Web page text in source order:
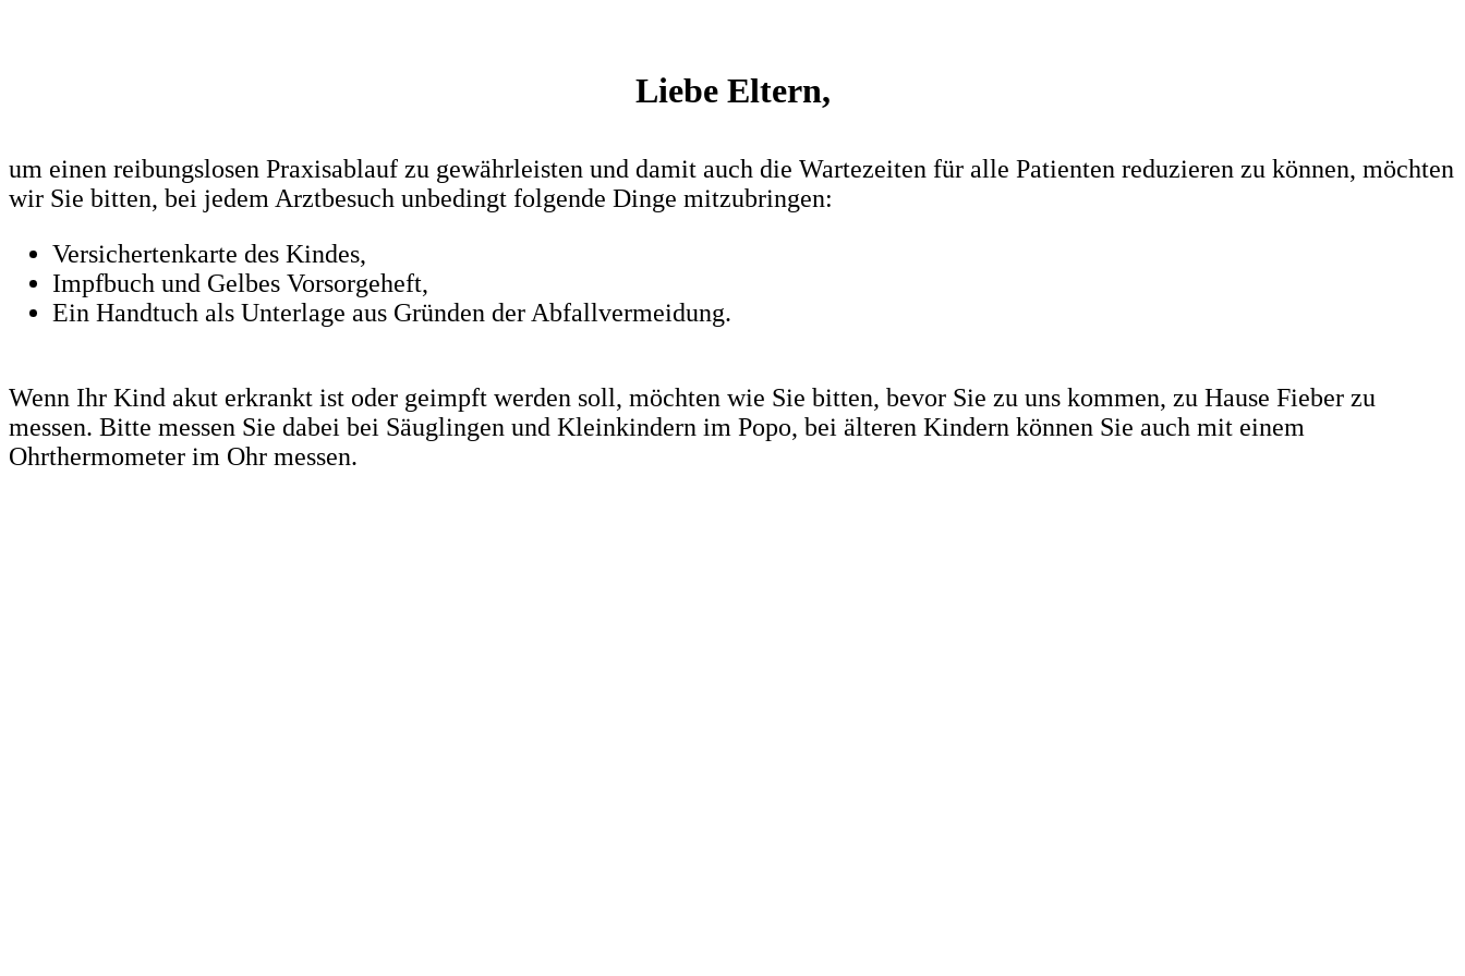
Liebe Eltern,
um einen reibungslosen Praxisablauf zu gewährleisten und damit auch die Wartezeiten für alle Patienten reduzieren zu können, möchten
wir Sie bitten, bei jedem Arztbesuch unbedingt folgende Dinge mitzubringen:
Versichertenkarte des Kindes,
Impfbuch und Gelbes Vorsorgeheft,
Ein Handtuch als Unterlage aus Gründen der Abfallvermeidung.
Wenn Ihr Kind akut erkrankt ist oder geimpft werden soll, möchten wie Sie bitten, bevor Sie zu uns kommen, zu Hause Fieber zu
messen. Bitte messen Sie dabei bei Säuglingen und Kleinkindern im Popo, bei älteren Kindern können Sie auch mit einem
Ohrthermometer im Ohr messen.